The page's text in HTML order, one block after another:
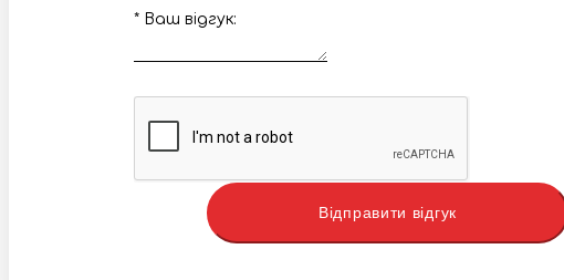
*Ваш вiдгук:
Відправити відгук